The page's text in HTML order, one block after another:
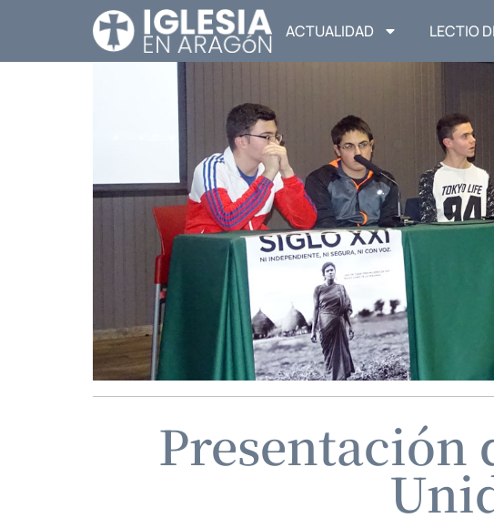
ACTUALIDAD LECTIO
Presentación